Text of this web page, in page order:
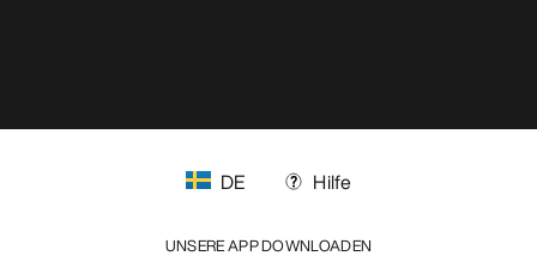
DE Hilfe
UNSERE APP DOWNLOADEN